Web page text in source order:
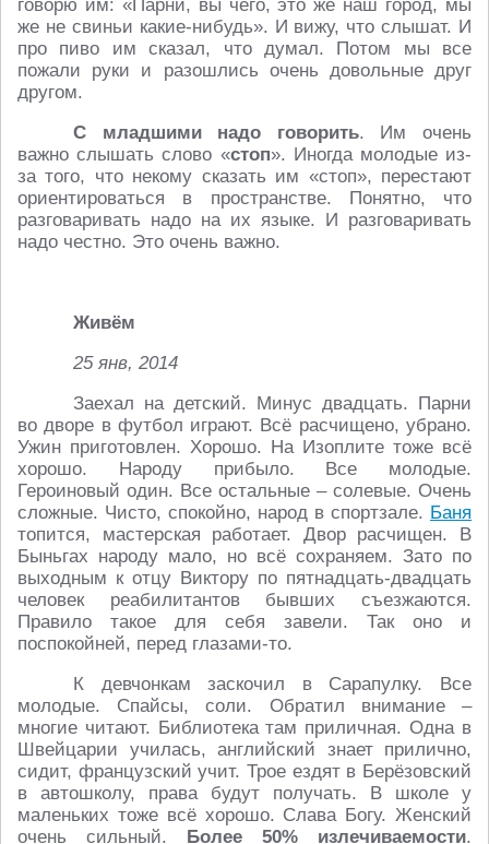
говорю им: «Парни, вы чего, это же наш город, мы
же не свиньи какие-нибудь». И вижу, что слышат. И
про пиво им сказал, что думал. Потом мы все
пожали руки и разошлись очень довольные друг
другом.
С младшими надо говорить. Им очень
важно слышать слово «стоп». Иногда молодые из-
за того, что некому сказать им «стоп», перестают
ориентироваться в пространстве. Понятно, что
разговаривать надо на их языке. И разговаривать
надо честно. Это очень важно.
Живём
25 янв, 2014
Заехал на детский. Минус двадцать. Парни
во дворе в футбол играют. Всё расчищено, убрано.
Ужин приготовлен. Хорошо. На Изоплите тоже всё
хорошо. Народу прибыло. Все молодые.
Героиновый один. Все остальные – солевые. Очень
сложные. Чисто, спокойно, народ в спортзале. Баня
топится, мастерская работает. Двор расчищен. В
Быньгах народу мало, но всё сохраняем. Зато по
выходным к отцу Виктору по пятнадцать-двадцать
человек реабилитантов бывших съезжаются.
Правило такое для себя завели. Так оно и
поспокойней, перед глазами-то.
К девчонкам заскочил в Сарапулку. Все
молодые. Спайсы, соли. Обратил внимание –
многие читают. Библиотека там приличная. Одна в
Швейцарии училась, английский знает прилично,
сидит, французский учит. Трое ездят в Берёзовский
в автошколу, права будут получать. В школе у
маленьких тоже всё хорошо. Слава Богу. Женский
очень сильный. Более 50% излечиваемости.